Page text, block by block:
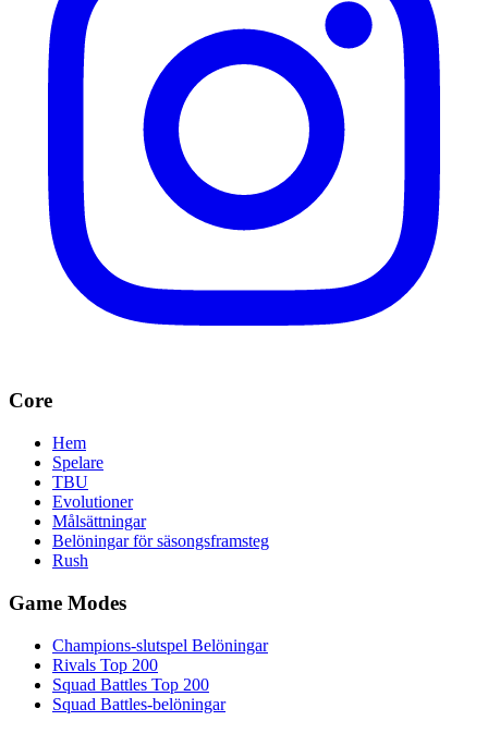
Core
Hem
Spelare
TBU
Evolutioner
Målsättningar
Belöningar för säsongsframsteg
Rush
Game Modes
Champions-slutspel Belöningar
Rivals Top 200
Squad Battles Top 200
Squad Battles-belöningar